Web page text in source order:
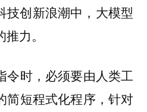
技创新浪潮中，大模型
力。
令时，必须要由人类工
简短程式化程序，针对